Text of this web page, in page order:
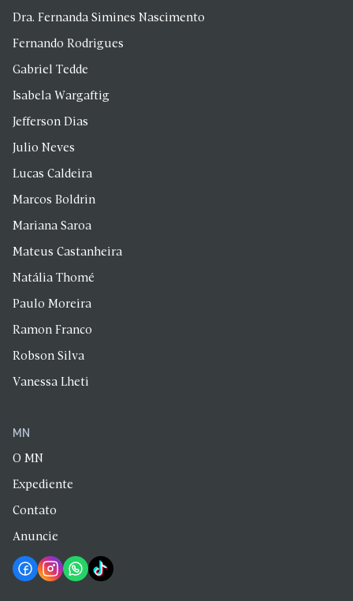
Dra. Fernanda Simines Nascimento
Fernando Rodrigues
Gabriel Tedde
Isabela Wargaftig
Jefferson Dias
Julio Neves
Lucas Caldeira
Marcos Boldrin
Mariana Saroa
Mateus Castanheira
Natália Thomé
Paulo Moreira
Ramon Franco
Robson Silva
Vanessa Lheti
MN
O MN
Expediente
Contato
Anuncie